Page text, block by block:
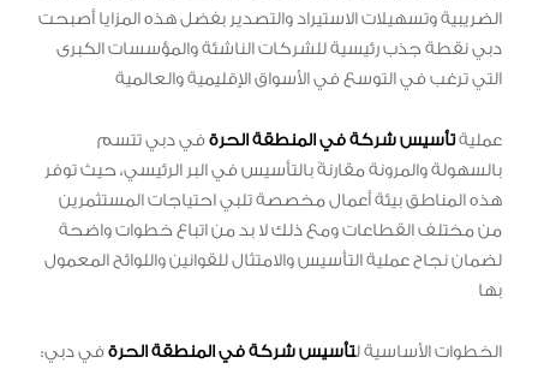
الضريبية وتسهيلات الاستيراد والتصدير بفضل هذه المزايا أصبحت
دبي نقطة جذب رئيسية للشركات الناشئة والمؤسسات الكبرى
التي ترغب في التوسع في الأسواق الإقليمية والعالمية
عمليةتأسيس شركة في المنطقة الحرةفي دبي تتسم
بالسهولة والمرونة مقارنةً بالتأسيس في البر الرئيسي، حيث توفر
هذه المناطق بيئة أعمال مخصصة تلبي احتياجات المستثمرين
من مختلف القطاعات ومع ذلك لا بد من اتباع خطوات واضحة
لضمان نجاح عملية التأسيس والامتثال للقوانين واللوائح المعمول
بها
الخطوات الأساسية لتأسيس شركة في المنطقة الحرةفي دبي: